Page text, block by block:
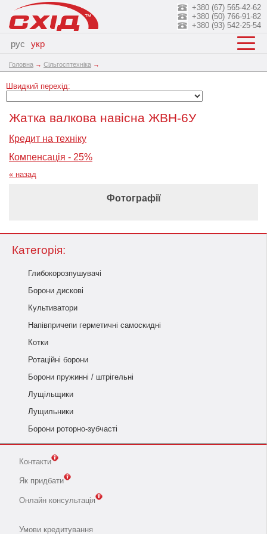
рус укр
+380 (67) 565-42-62
+380 (50) 766-91-82
+380 (93) 542-25-54
Головна → Сільгосптехніка →
Категорія:
Глибокорозпушувачі
Борони дискові
Культиватори
Напівпричепи герметичні самоскидні
Котки
Ротаційні борони
Борони пружинні / штрігельні
Лущільщики
Лущильники
Борони роторно-зубчасті
Контакти
Як придбати
Онлайн консультація
Умови кредитування
Швидкий перехід:
Жатка валкова навісна ЖВН-6У
Кредит на техніку
Компенсація - 25%
« назад
Фотографії